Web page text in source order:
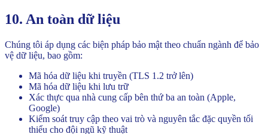
10. An toàn dữ liệu
Chúng tôi áp dụng các biện pháp bảo mật theo chuẩn ngành để bảo
vệ dữ liệu, bao gồm:
Mã hóa dữ liệu khi truyền (TLS 1.2 trở lên)
Mã hóa dữ liệu khi lưu trữ
Xác thực qua nhà cung cấp bên thứ ba an toàn (Apple,
Google)
Kiểm soát truy cập theo vai trò và nguyên tắc đặc quyền tối
thiểu cho đội ngũ kỹ thuật